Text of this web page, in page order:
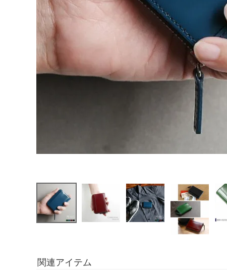
関連アイテム